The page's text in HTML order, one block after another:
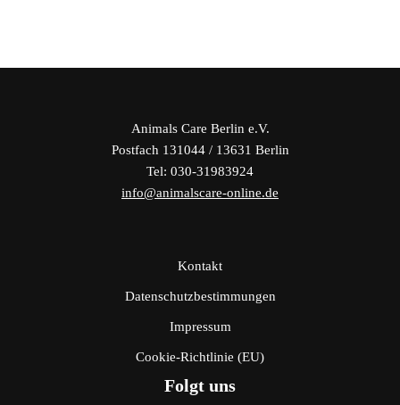
Animals Care Berlin e.V.
Postfach 131044 / 13631 Berlin
Tel: 030-31983924
info@animalscare-online.de
Kontakt
Datenschutzbestimmungen
Impressum
Cookie-Richtlinie (EU)
Folgt uns